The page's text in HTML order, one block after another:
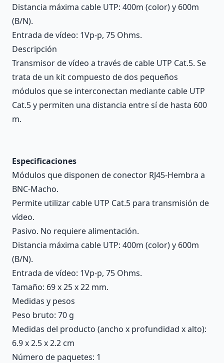
Distancia máxima cable UTP: 400m (color) y 600m
(B/N).
Entrada de vídeo: 1Vp-p, 75 Ohms.
Descripción
Transmisor de vídeo a través de cable UTP Cat.5. Se
trata de un kit compuesto de dos pequeños
módulos que se interconectan mediante cable UTP
Cat.5 y permiten una distancia entre sí de hasta 600
m.
Especificaciones
Módulos que disponen de conector RJ45-Hembra a
BNC-Macho.
Permite utilizar cable UTP Cat.5 para transmisión de
vídeo.
Pasivo. No requiere alimentación.
Distancia máxima cable UTP: 400m (color) y 600m
(B/N).
Entrada de vídeo: 1Vp-p, 75 Ohms.
Tamaño: 69 x 25 x 22 mm.
Medidas y pesos
Peso bruto: 70 g
Medidas del producto (ancho x profundidad x alto):
6.9 x 2.5 x 2.2 cm
Número de paquetes: 1